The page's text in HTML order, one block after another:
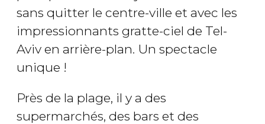
sans quitter le centre-ville et avec les
impressionnants gratte-ciel de Tel-
Aviv en arrière-plan. Un spectacle
unique !
Près de la plage, il y a des
supermarchés, des bars et des